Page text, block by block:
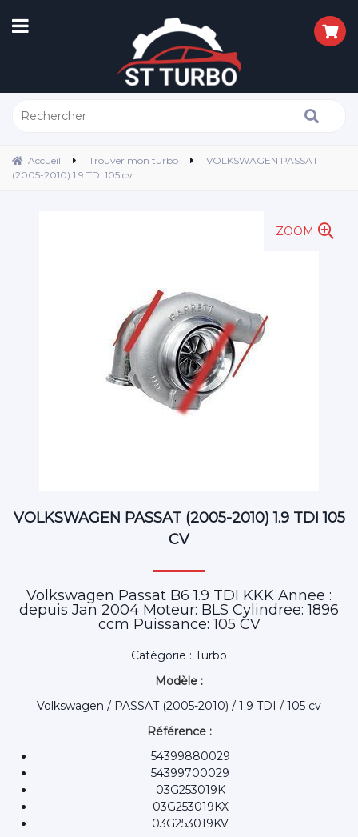
Accueil Trouver mon turbo
VOLKSWAGEN PASSAT
(2005-2010) 1.9 TDI 105 cv
ZOOM
VOLKSWAGEN PASSAT (2005-2010) 1.9 TDI 105
CV
Volkswagen Passat B6 1.9 TDI KKK Annee :
depuis Jan 2004 Moteur: BLS Cylindree: 1896
ccm Puissance: 105 CV
Catégorie : Turbo
Modèle :
Volkswagen / PASSAT (2005-2010) / 1.9 TDI / 105 cv
Référence :
54399880029
54399700029
03G253019K
03G253019KX
03G253019KV